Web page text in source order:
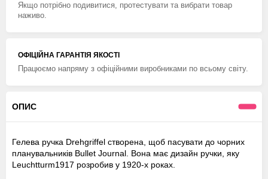
Якщо потрібно подивитися, протестувати та вибрати товар
наживо.
ОФІЦІЙНА ГАРАНТІЯ ЯКОСТІ
Працюємо напряму з офіційними виробниками по всьому світу.
ОПИС
Гелева ручка Drehgriffel створена, щоб пасувати до чорних
планувальників Bullet Journal. Вона має дизайн ручки, яку
Leuchtturm1917 розробив у 1920-х роках.